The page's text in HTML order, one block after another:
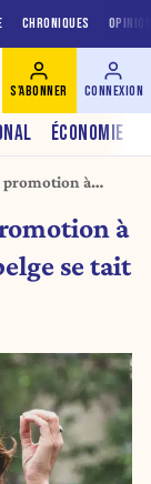
CHRONIQUES
ÉCONOMIE
S'ABONNER CONNEXION
promotion à
à
se tait